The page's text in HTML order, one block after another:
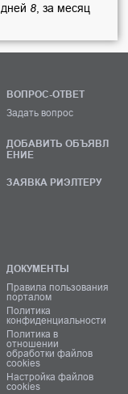
8 , за месяц
ВОПРОС-ОТВЕТ
Задать вопрос
ДОБАВИТЬ ОБЪЯВЛ
ЕНИЕ
ЗАЯВКА РИЭЛТЕРУ
ДОКУМЕНТЫ
Правила пользования
порталом
Политика
конфиденциальности
Политика в
отношении
обработки файлов
cookies
Настройка файлов
cookies